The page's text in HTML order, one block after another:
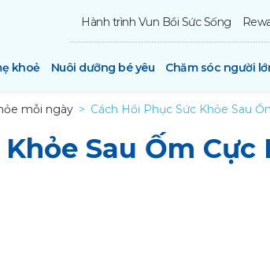
Hành trình Vun Bồi Sức Sống
khoẻ Nuôi dưỡng bé yêu Chăm sóc người
mỗi ngày Cách Hồi Phục Sức Khỏe Sau
Sau Ốm Cực